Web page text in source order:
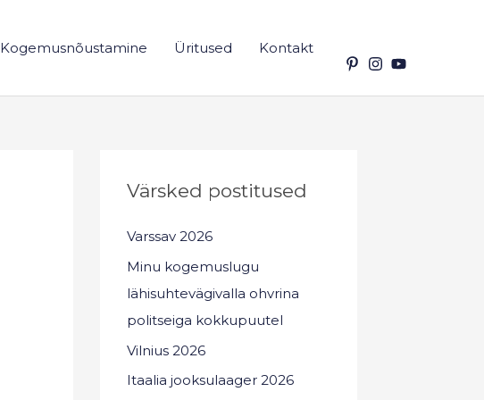
Kogemusnõustamine Üritused Kontakt
Värsked postitused
Varssav 2026
Minu kogemuslugu
lähisuhtevägivalla ohvrina
politseiga kokkupuutel
Vilnius 2026
Itaalia jooksulaager 2026